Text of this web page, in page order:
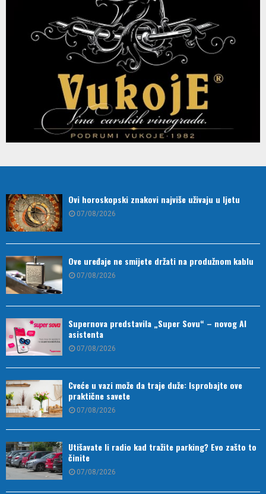
Ovi horoskopski znakovi najviše uživaju u ljetu
07/08/2026
Ove uređaje ne smijete držati na produžnom kablu
07/08/2026
Supernova predstavila „Super Sovu“ – novog AI
asistenta
07/08/2026
Cveće u vazi može da traje duže: Isprobajte ove
praktične savete
07/08/2026
Utišavate li radio kad tražite parking? Evo zašto to
činite
07/08/2026